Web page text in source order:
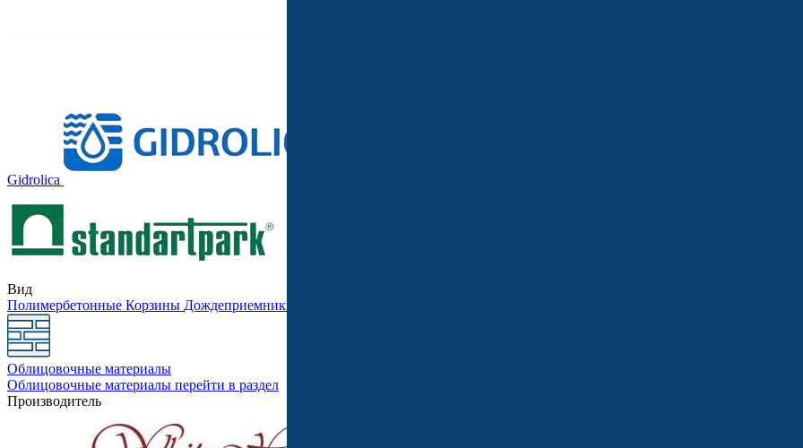
Gidrolica
Вид
Полимербетонные Корзины Дождеприемники
Облицовочные материалы
Облицовочные материалы перейти в раздел
Производитель